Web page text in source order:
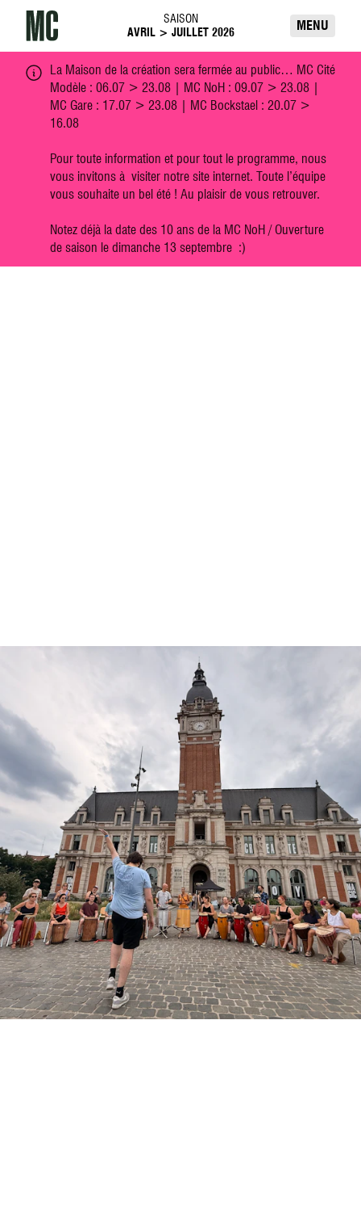
Passer directement au contenu
Maison de la création
SAISON
AVRIL > JUILLET 2026
MENU
La Maison de la création sera fermée au public… MC Cité
Modèle : 06.07 > 23.08 | MC NoH : 09.07 > 23.08 |
MC Gare : 17.07 > 23.08 | MC Bockstael : 20.07 >
16.08
Pour toute information et pour tout le programme, nous
vous invitons à visiter notre site internet. Toute l’équipe
vous souhaite un bel été ! Au plaisir de vous retrouver.
Notez déjà la date des 10 ans de la MC NoH / Ouverture
de saison le dimanche 13 septembre :)